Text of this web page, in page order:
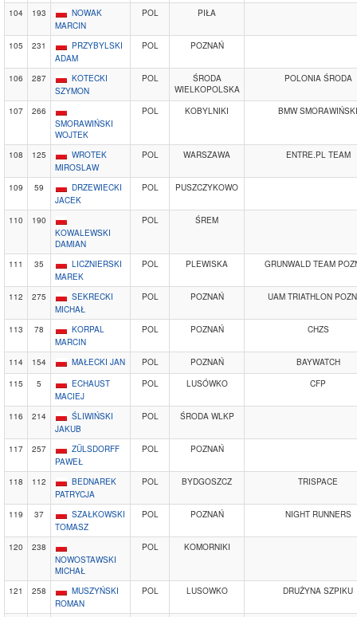
104 193
NOWAK
MARCIN
POL PIŁA
105 231
PRZYBYLSKI
ADAM
POL POZNAŃ
106 287
KOTECKI
SZYMON
POL
ŚRODA
WIELKOPOLSKA
POLONIA ŚRODA
107
266
SMORAWIŃSKI
WOJTEK
POL KOBYLNIKI BMW SMORAWIŃSKI
108 125
WROTEK
MIROSLAW
POL WARSZAWA ENTRE.PL TEAM
109 59
DRZEWIECKI
JACEK
POL PUSZCZYKOWO
110
190
KOWALEWSKI
DAMIAN
POL ŚREM
111 35
LICZNIERSKI
MAREK
POL PLEWISKA GRUNWALD TEAM
112 275
SEKRECKI
MICHAŁ
POL POZNAŃ UAM TRIATHLON
113 78
KORPAL
MARCIN
POL POZNAŃ CHZS
114 154 MAŁECKI JAN POL POZNAŃ
BAYWATCH
115
5
ECHAUST
MACIEJ
POL LUSÓWKO CFP
116 214
ŚLIWIŃSKI
JAKUB
POL ŚRODA WLKP
117 257
ZÜLSDORFF
PAWEŁ
POL POZNAŃ
118 112
BEDNAREK
PATRYCJA
POL BYDGOSZCZ TRISPACE
119 37
SZAŁKOWSKI
TOMASZ
POL POZNAŃ NIGHT RUNNERS
120
238
NOWOSTAWSKI
MICHAŁ
POL KOMORNIKI
121 258
MUSZYŃSKI
ROMAN
POL LUSOWKO DRUŻYNA SZPIKU